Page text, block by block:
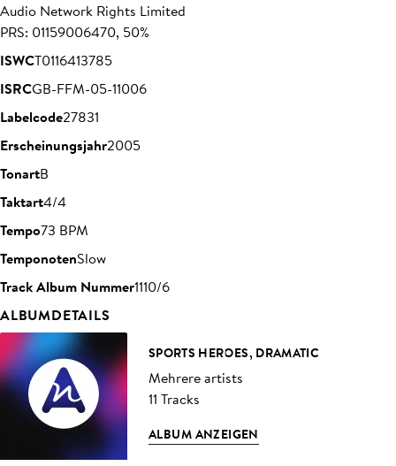
Audio Network Rights Limited
PRS: 01159006470, 50%
ISWCT0116413785
ISRCGB-FFM-05-11006
Labelcode27831
Erscheinungsjahr2005
TonartB
Taktart4/4
Tempo73 BPM
TemponotenSlow
Track Album Nummer1110/6
ALBUMDETAILS
SPORTS HEROES, DRAMATIC
Mehrere artists
11 Tracks
ALBUM ANZEIGEN